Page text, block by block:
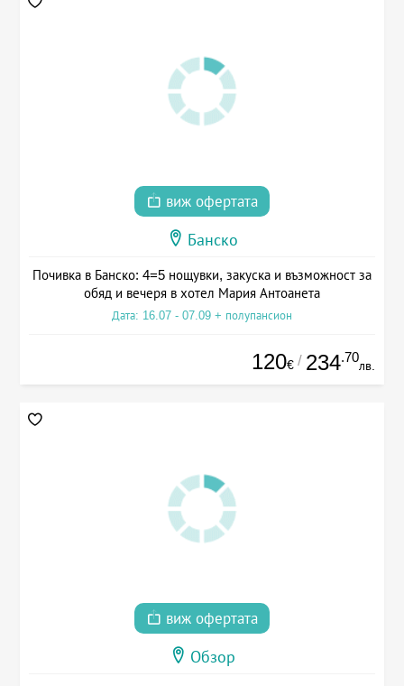
виж офертата
Банско
Почивка в Банско: 4=5 нощувки, закуска и възможност за
обяд и вечеря в хотел Мария Антоанета
Дата: 16.07 - 07.09 + полупансион
120€ / 234.70
лв.
виж офертата
Обзор